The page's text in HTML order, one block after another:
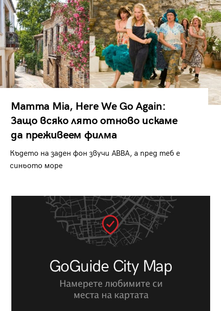
Mamma Mia, Here We Go Again:
Защо всяко лято отново искаме
да преживеем филма
Където на заден фон звучи ABBA, а пред теб е
синьото море